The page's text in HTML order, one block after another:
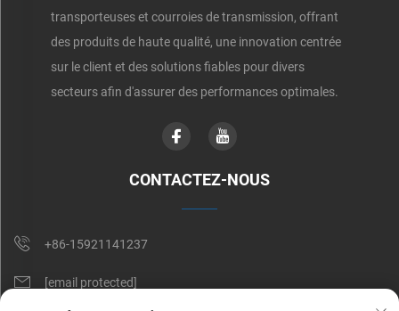
transporteuses et courroies de transmission, offrant
des produits de haute qualité, une innovation centrée
sur le client et des solutions fiables pour divers
secteurs afin d'assurer des performances optimales.
CONTACTEZ-NOUS
+86-15921141237
[email protected]